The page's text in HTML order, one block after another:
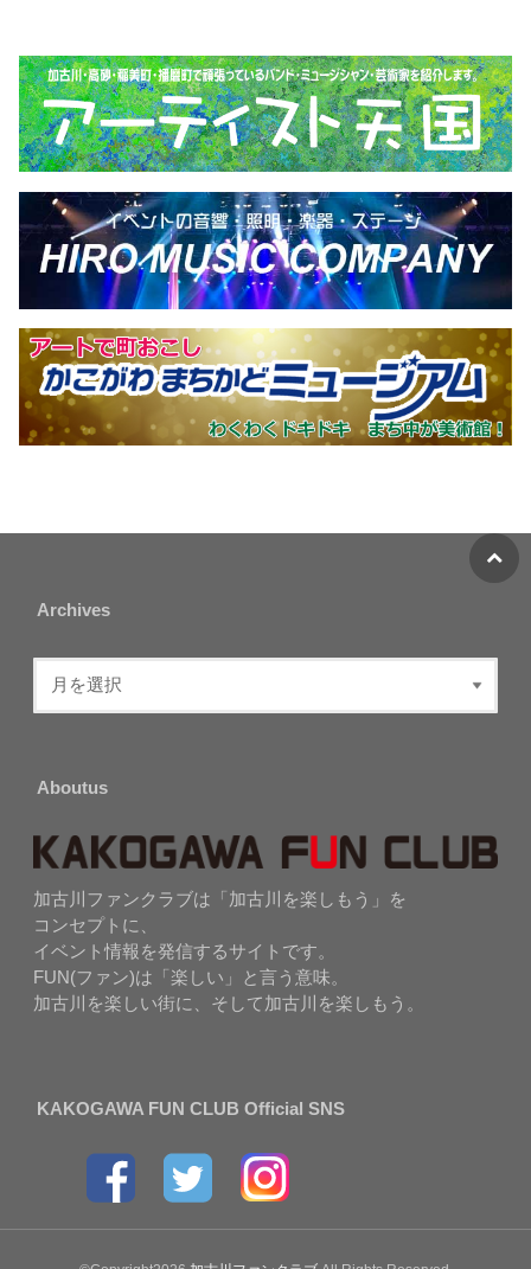
Archives
Aboutus
加古川ファンクラブは「加古川を楽しもう」を
コンセプトに、
イベント情報を発信するサイトです。
FUN(ファン)は「楽しい」と言う意味。
加古川を楽しい街に、そして加古川を楽しもう。
KAKOGAWA FUN CLUB Official SNS